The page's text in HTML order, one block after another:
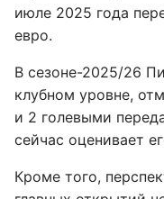
июле 2025 года
евро.
В сезоне-2025/26
клубном уровне,
и 2 голевыми
сейчас оценивает
Кроме того,